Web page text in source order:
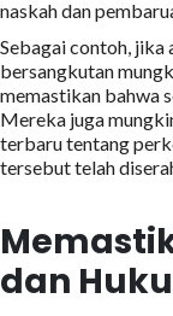
naskah dan
Sebagai contoh,
bersangkutan
memastikan bahwa
Mereka juga
terbaru tentang
tersebut telah
dan